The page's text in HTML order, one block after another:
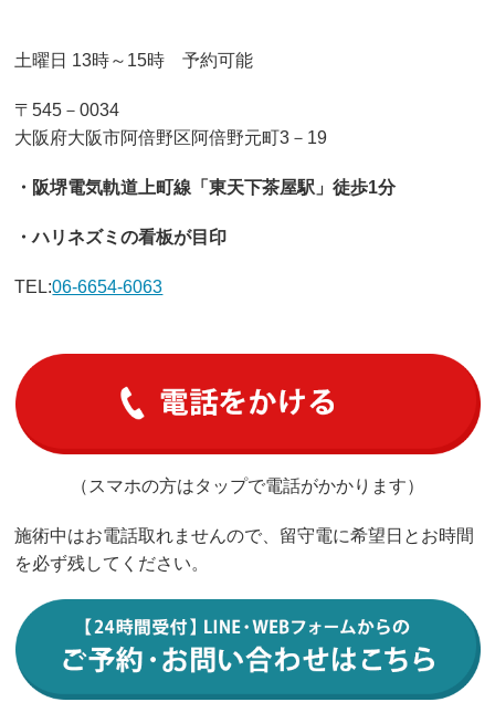
土曜日 13時～15時 予約可能
〒545－0034
大阪府大阪市阿倍野区阿倍野元町3－19
・阪堺電気軌道上町線「東天下茶屋駅」徒歩1分
・ハリネズミの看板が目印
TEL:06-6654-6063
（スマホの方はタップで電話がかかります）
施術中はお電話取れませんので、留守電に希望日とお時間
を必ず残してください。